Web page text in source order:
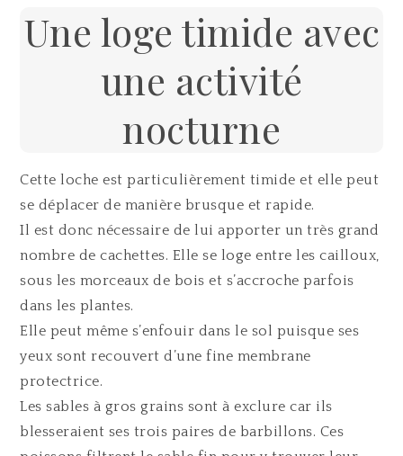
Une loge timide avec
une activité
nocturne
Cette loche est particulièrement timide et elle peut
se déplacer de manière brusque et rapide.
Il est donc nécessaire de lui apporter un très grand
nombre de cachettes. Elle se loge entre les cailloux,
sous les morceaux de bois et s’accroche parfois
dans les plantes.
Elle peut même s’enfouir dans le sol puisque ses
yeux sont recouvert d’une fine membrane
protectrice.
Les sables à gros grains sont à exclure car ils
blesseraient ses trois paires de barbillons. Ces